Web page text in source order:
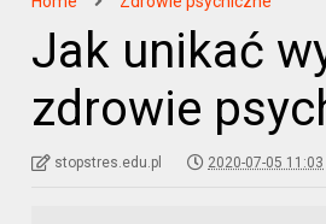
Jak unikać
zdrowie
stopstres.edu.pl 2020-07-05 11:03